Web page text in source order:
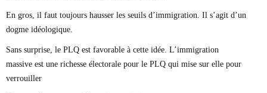
En gros, il faut toujours hausser les seuils d’immigration. Il s’agit d’un
dogme idéologique.
Sans surprise, le PLQ est favorable à cette idée. L’immigration
massive est une richesse électorale pour le PLQ qui mise sur elle pour
verrouiller